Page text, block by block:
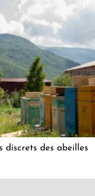
discrets des abeilles